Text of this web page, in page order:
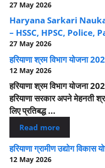
27 May 2026
Haryana Sarkari Naukari
– HSSC, HPSC, Police,
27 May 2026
हरियाणा श्रम विभाग योजना
12 May 2026
हरियाणा श्रम विभाग योजना
हरियाणा सरकार अपने मेहनती
लिए प्रतिबद्ध ...
Read more
हरियाणा ग्रामीण उद्योग
12 May 2026